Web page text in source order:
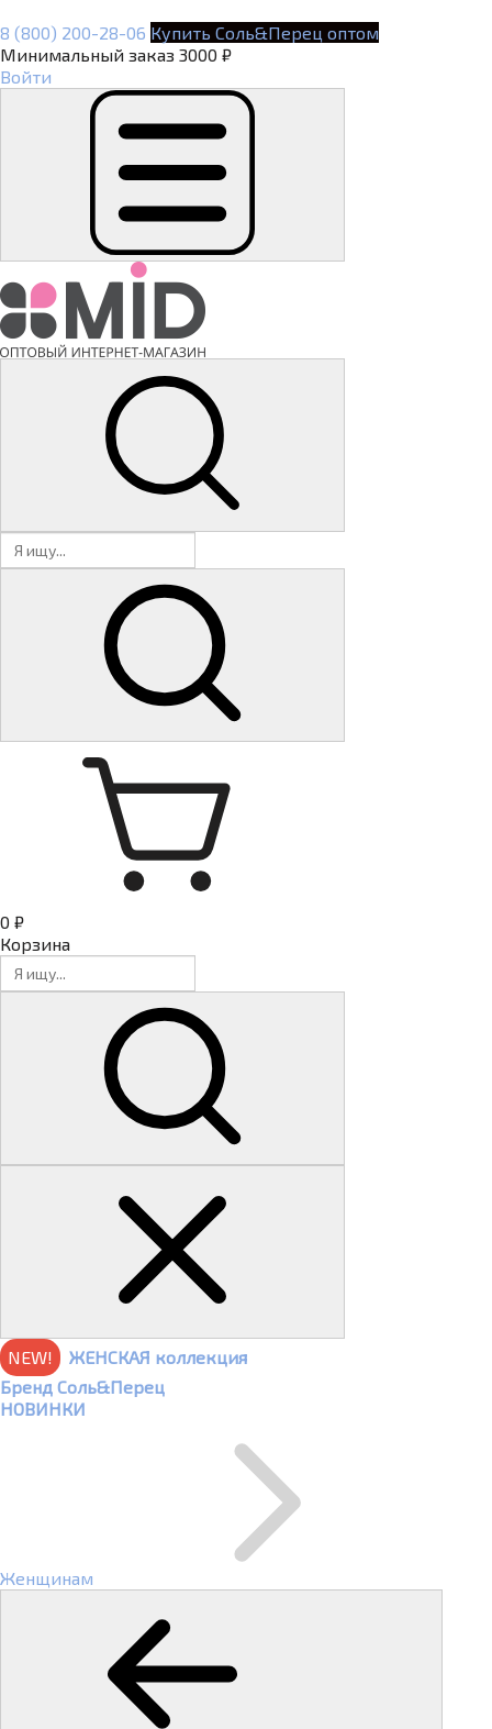
8 (800) 200-28-06 Купить Соль&Перец оптом
Минимальный заказ 3000 ₽
Войти
0 ₽
Корзина
NEW!
ЖЕНСКАЯ коллекция
Бренд Соль&Перец
НОВИНКИ
Женщинам